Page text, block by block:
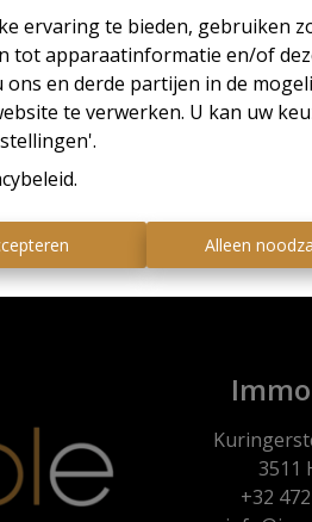
ervaring te bieden, gebruiken
tot apparaatinformatie en/of
en derde partijen in de
te verwerken. U kan uw
.
Alleen
3511
+32